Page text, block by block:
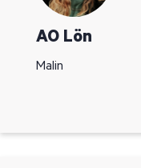
AO Lön
Malin